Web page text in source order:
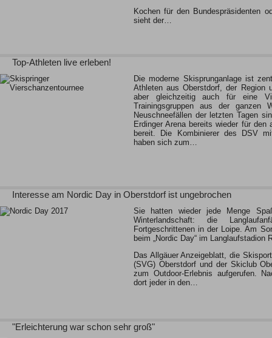
Kochen für den Bundespräsidenten
sieht der…
Top-Athleten live erleben!
Die moderne Skisprunganlage ist
Athleten aus Oberstdorf, der Region
aber gleichzeitig auch für eine
Trainingsgruppen aus der ganzen
Neuschneefällen der letzten Tagen
Erdinger Arena bereits wieder für den
bereit. Die Kombinierer des DSV
haben sich zum…
Interesse am Nordic Day in Oberstdorf ist ungebrochen
Sie hatten wieder jede Menge
Winterlandschaft: die
Fortgeschrittenen in der Loipe. Am
beim „Nordic Day“ im Langlaufstadion
Das Allgäuer Anzeigeblatt, die
(SVG) Oberstdorf und der Skiclub
zum Outdoor-Erlebnis aufgerufen.
dort jeder in den…
"Erleichterung war schon sehr groß"